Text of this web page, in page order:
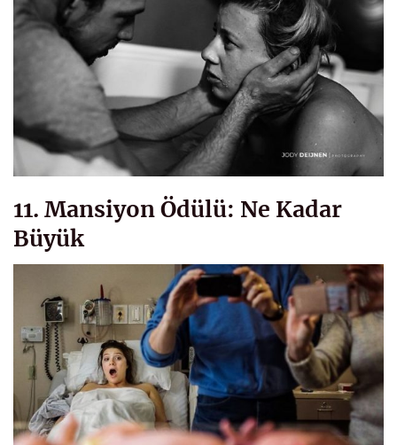
11. Mansiyon Ödülü: Ne Kadar
Büyük